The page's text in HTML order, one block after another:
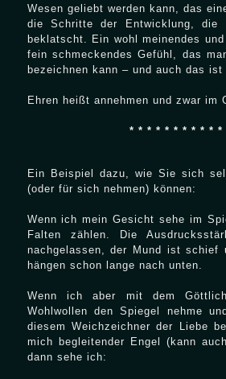
Wesen geliebt werden kann, das
die Schritte der Entwicklung, die
beklatscht. Ein wohl meinendes
fein schmeckendes Gefühl, das
bezeichnen kann – und auch das ist
Ehren heißt annehmen und zwar im
* * * * * * * * * * *
Ein Beispiel dazu, wie Sie sich
(oder für sich nehmen) können:
Wenn ich mein Gesicht sehe im
Falten zählen. Die
nachgelassen, der Mund ist schief
hängen schon lange nach unten.
Wenn ich aber mit dem
Wohlwollen den Spiegel nehme
diesem Weichzeichner der Liebe
mich begleitender Engel (kann
dann sehe ich: